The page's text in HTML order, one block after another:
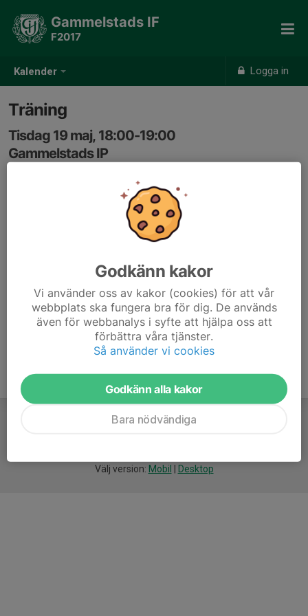
Kalender Logga in
Gammelstads IF
F2017
Träning
Tisdag 19 maj, 18:00-19:00
Gammelstads IP
Välj version: Mobil Desktop
Godkänn kakor
Vi använder oss av kakor (cookies) för att vår
webbplats ska fungera bra för dig. De används
även för webbanalys i syfte att hjälpa oss att
förbättra våra tjänster.
Så använder vi cookies
Godkänn alla kakor
Bara nödvändiga